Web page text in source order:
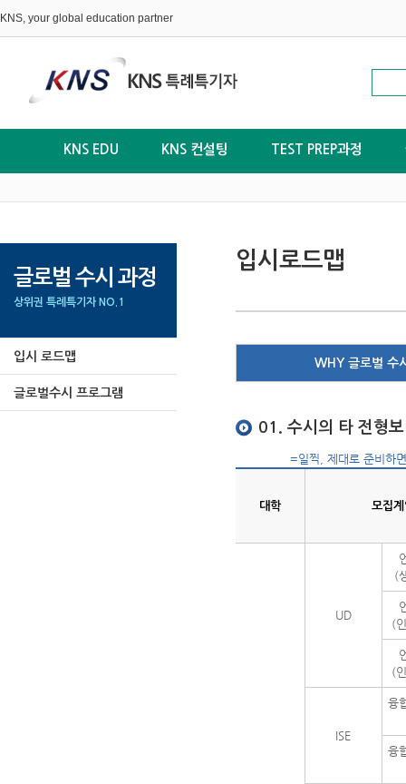
KNS, your global education partner
KNS EDU KNS 컨설팅 TEST PREP과정
글로벌 수시 과정
상위권 특례특기자 NO.1
입시 로드맵
글로벌수시 프로그램
입시로드맵
WHY 글로벌 수
01. 수시의 타 전형
=일찍, 제대로 준비하
대학 모집계
UD
(
(
(
ISE
융
융